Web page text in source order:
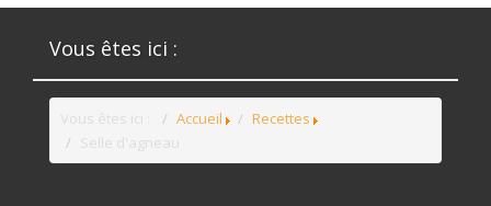
Vous êtes ici :
Vous êtes ici : Accueil
Recettes
Selle d'agneau